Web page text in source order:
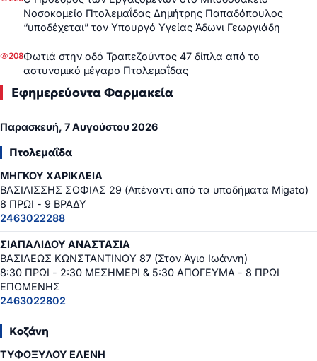
Νοσοκομείο Πτολεμαΐδας Δημήτρης Παπαδόπουλος
“υποδέχεται” τον Υπουργό Υγείας Άδωνι Γεωργιάδη
208Φωτιά στην οδό Τραπεζούντος 47 δίπλα από το
αστυνομικό μέγαρο Πτολεμαΐδας
Εφημερεύοντα Φαρμακεία
Παρασκευή, 7 Αυγούστου 2026
Πτολεμαΐδα
ΜΗΓΚΟΥ ΧΑΡΙΚΛΕΙΑ
ΒΑΣΙΛΙΣΣΗΣ ΣΟΦΙΑΣ 29 (Απέναντι από τα υποδήματα Migato)
8 ΠΡΩΙ - 9 ΒΡΑΔΥ
2463022288
ΣΙΑΠΑΛΙΔΟΥ ΑΝΑΣΤΑΣΙΑ
ΒΑΣΙΛΕΩΣ ΚΩΝΣΤΑΝΤΙΝΟΥ 87 (Στον Άγιο Ιωάννη)
8:30 ΠΡΩΙ - 2:30 ΜΕΣΗΜΕΡΙ & 5:30 ΑΠΟΓΕΥΜΑ - 8 ΠΡΩΙ
ΕΠΟΜΕΝΗΣ
2463022802
Κοζάνη
ΤΥΦΟΞΥΛΟΥ ΕΛΕΝΗ